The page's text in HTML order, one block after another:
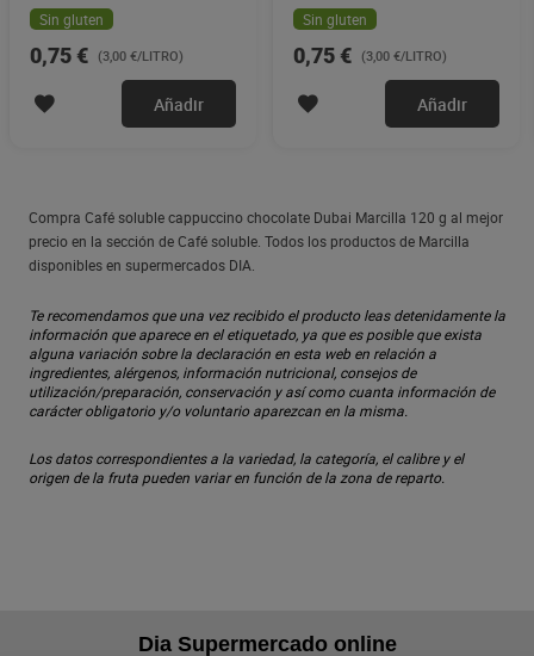
Sin gluten
0,75 € (3,00 €/LITRO)
Añadir
Sin gluten
0,75 € (3,00 €/LITRO)
Añadir
Compra Café soluble cappuccino chocolate Dubai Marcilla 120 g al mejor
precio en la sección de Café soluble. Todos los productos de Marcilla
disponibles en supermercados DIA.
Te recomendamos que una vez recibido el producto leas detenidamente la
información que aparece en el etiquetado, ya que es posible que exista
alguna variación sobre la declaración en esta web en relación a
ingredientes, alérgenos, información nutricional, consejos de
utilización/preparación, conservación y así como cuanta información de
carácter obligatorio y/o voluntario aparezcan en la misma.
Los datos correspondientes a la variedad, la categoría, el calibre y el
origen de la fruta pueden variar en función de la zona de reparto.
Dia Supermercado online